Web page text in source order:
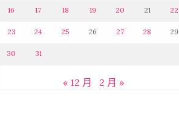
16 17 18 19 20 21 22
23 24 25 26 27 28 29
30 31
« 12 月 2 月 »